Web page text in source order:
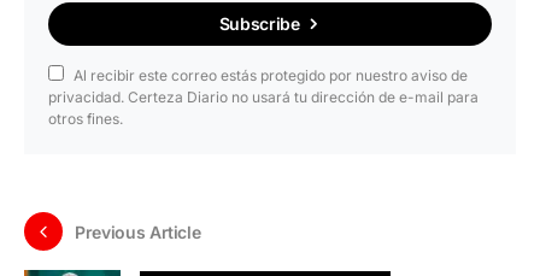
Subscribe
Al recibir este correo estás protegido por nuestro aviso de
privacidad. Certeza Diario no usará tu dirección de e-mail para
otros fines.
Previous Article